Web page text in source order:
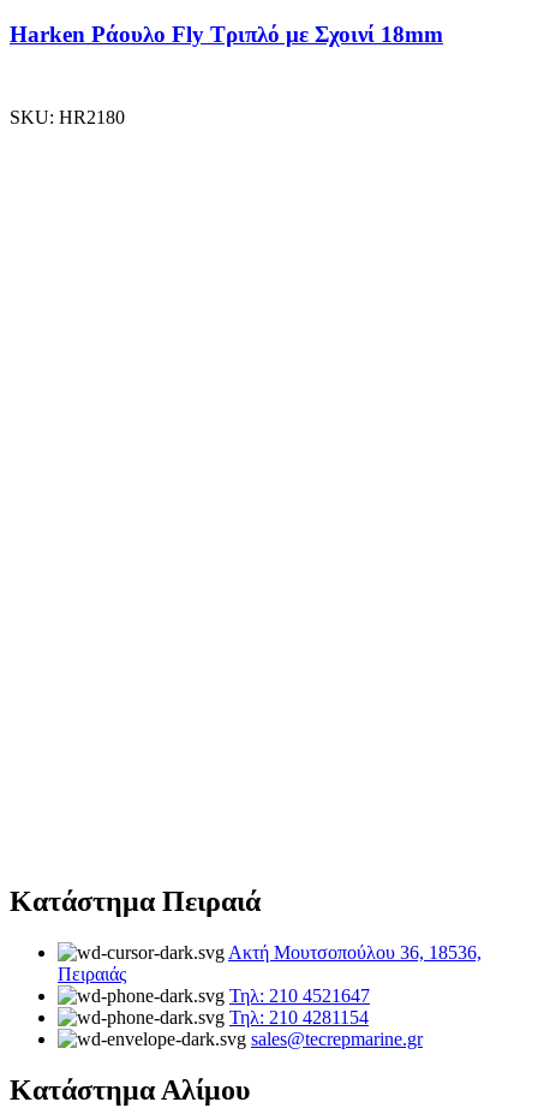
Harken Ράουλο Fly Τριπλό με Σχοινί 18mm
SKU: HR2180
Κατάστημα Πειραιά
Ακτή Μουτσοπούλου 36, 18536,
Πειραιάς
Τηλ: 210 4521647
Τηλ: 210 4281154
sales@tecrepmarine.gr
Κατάστημα Αλίμου